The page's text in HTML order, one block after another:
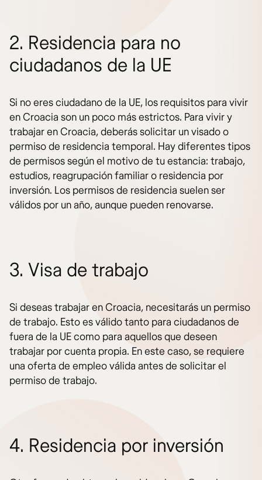
2. Residencia para no
ciudadanos de la UE
Si no eres ciudadano de la UE, los requisitos para vivir
en Croacia son un poco más estrictos. Para vivir y
trabajar en Croacia, deberás solicitar un visado o
permiso de residencia temporal. Hay diferentes tipos
de permisos según el motivo de tu estancia: trabajo,
estudios, reagrupación familiar o residencia por
inversión. Los permisos de residencia suelen ser
válidos por un año, aunque pueden renovarse.
3. Visa de trabajo
Si deseas trabajar en Croacia, necesitarás un permiso
de trabajo. Esto es válido tanto para ciudadanos de
fuera de la UE como para aquellos que deseen
trabajar por cuenta propia. En este caso, se requiere
una oferta de empleo válida antes de solicitar el
permiso de trabajo.
4. Residencia por inversión